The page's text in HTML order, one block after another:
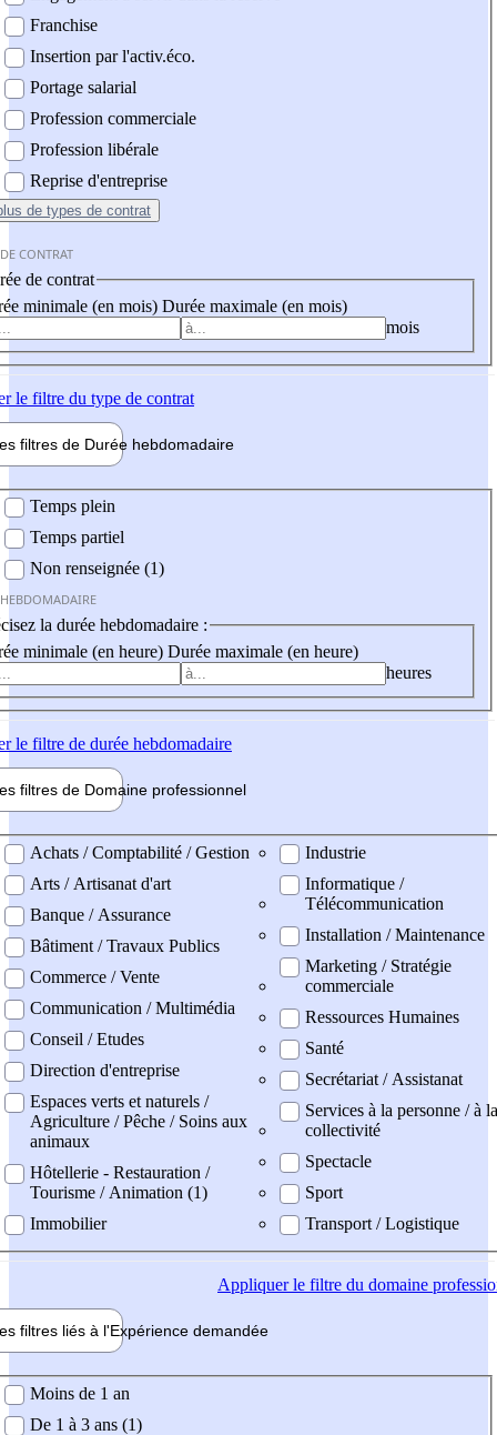
Franchise
Insertion par l'activ.éco.
Portage salarial
Profession commerciale
Profession libérale
Reprise d'entreprise
de types de contrat
CONTRAT
de contrat
minimale (en mois) Durée maximale (en mois)
mois
le filtre du type de contrat
filtres de Durée hebdomadaire
Temps plein
Temps partiel
Non renseignée (1)
la durée hebdomadaire :
minimale (en heure) Durée maximale (en heure)
heures
le filtre de durée hebdomadaire
filtres de Domaine professionnel
professionel
Achats / Comptabilité / Gestion
Arts / Artisanat d'art
Banque / Assurance
Bâtiment / Travaux Publics
Commerce / Vente
Communication / Multimédia
Conseil / Etudes
Direction d'entreprise
Espaces verts et naturels /
Agriculture / Pêche / Soins aux
animaux
Hôtellerie - Restauration /
Tourisme / Animation (1)
Immobilier
Industrie
Informatique /
Télécommunication
Installation / Maintenance
Marketing / Stratégie
commerciale
Ressources Humaines
Santé
Secrétariat / Assistanat
Services à la personne / à la
collectivité
Spectacle
Sport
Transport / Logistique
Appliquerle filtre du domaine
filtres liés à l'Expérience demandée
demandée
Moins de 1 an
De 1 à 3 ans (1)